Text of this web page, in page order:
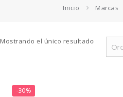
Inicio Marcas
Mostrando el único resultado
-30%